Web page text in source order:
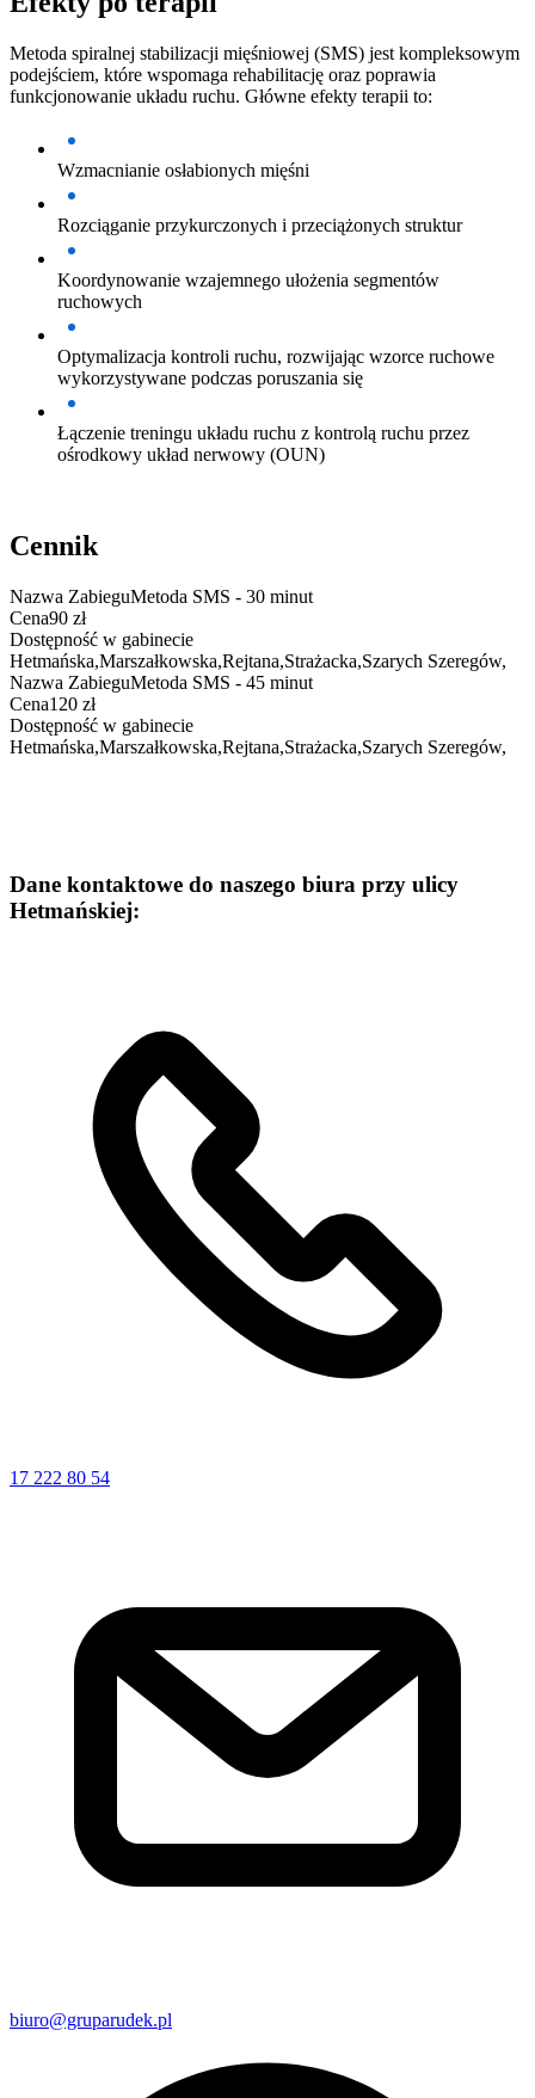
Metoda spiralnej stabilizacji mięśniowej (SMS) jest kompleksowym
podejściem, które wspomaga rehabilitację oraz poprawia
funkcjonowanie układu ruchu. Główne efekty terapii to:
Wzmacnianie osłabionych mięśni
Rozciąganie przykurczonych i przeciążonych struktur
Koordynowanie wzajemnego ułożenia segmentów
ruchowych
Optymalizacja kontroli ruchu, rozwijając wzorce ruchowe
wykorzystywane podczas poruszania się
Łączenie treningu układu ruchu z kontrolą ruchu przez
ośrodkowy układ nerwowy (OUN)
Cennik
Nazwa ZabieguMetoda SMS - 30 minut
Cena90 zł
Dostępność w gabinecie
Hetmańska,Marszałkowska,Rejtana,Strażacka,Szarych Szeregów,
Nazwa ZabieguMetoda SMS - 45 minut
Cena120 zł
Dostępność w gabinecie
Hetmańska,Marszałkowska,Rejtana,Strażacka,Szarych Szeregów,
Dane kontaktowe do naszego biura przy ulicy
Hetmańskiej:
17 222 80 54
biuro@gruparudek.pl